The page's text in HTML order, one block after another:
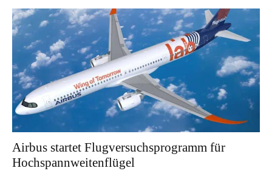
Airbus startet Flugversuchsprogramm für
Hochspannweitenflügel